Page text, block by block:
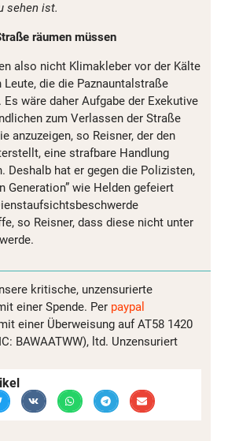
sehen ist.
räumen müssen
also nicht Klimakleber vor der Kälte
die die Paznauntalstraße
wäre daher Aufgabe der Exekutive
zum Verlassen der Straße
anzuzeigen, so Reisner, der den
eine strafbare Handlung
Deshalb hat er gegen die Polizisten,
Generation” wie Helden gefeiert
so Reisner, dass diese nicht unter
kritische, unzensurierte
einer Spende. Per paypal
einer Überweisung auf AT58 1420
BAWAATWW), ltd. Unzensuriert